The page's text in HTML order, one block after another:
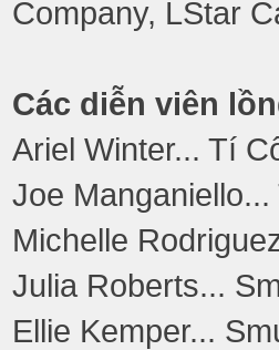
Company, LStar
Các diễn viên
Ariel Winter... Tí
Joe
Michelle
Julia Roberts...
Ellie Kemper...